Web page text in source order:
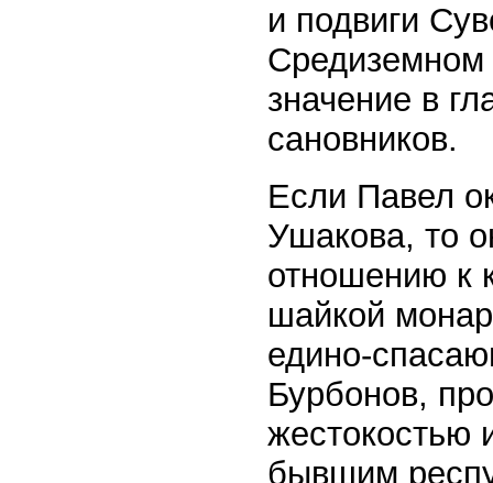
и подвиги
Средиземном
значение в
сановников.
Если Павел
Ушакова, то
отношению к
шайкой
едино-
Бурбонов,
жестокостью
бывшим